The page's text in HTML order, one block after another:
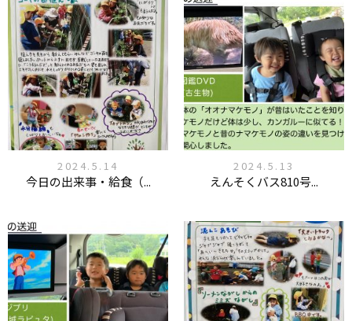
2024.5.14
今日の出来事・給食（...
2024.5.13
えんそくバス810号...